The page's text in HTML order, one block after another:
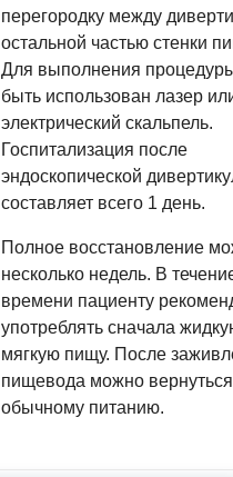
перегородку между
остальной частью стенки
Для выполнения
быть использован лазер
электрический скальпель.
Госпитализация после
эндоскопической
составляет всего 1 день.
Полное восстановление
несколько недель. В
времени пациенту
употреблять сначала
мягкую пищу. После
пищевода можно
обычному питанию.